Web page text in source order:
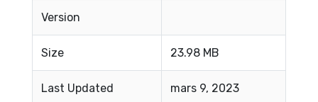
Version
Size 23.98 MB
Last Updated mars 9, 2023